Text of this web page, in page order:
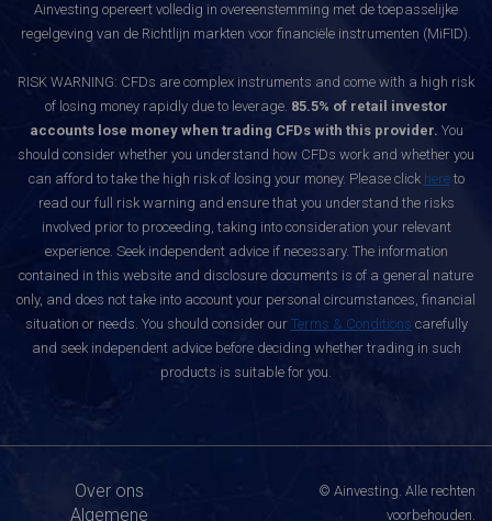
Ainvesting opereert volledig in overeenstemming met de toepasselijke
regelgeving van de Richtlijn markten voor financiële instrumenten (MiFID).
RISK WARNING: CFDs are complex instruments and come with a high risk
of losing money rapidly due to leverage. 85.5% of retail investor
accounts lose money when trading CFDs with this provider. You
should consider whether you understand how CFDs work and whether you
can afford to take the high risk of losing your money. Please click hereto
read our full risk warning and ensure that you understand the risks
involved prior to proceeding, taking into consideration your relevant
experience. Seek independent advice if necessary. The information
contained in this website and disclosure documents is of a general nature
only, and does not take into account your personal circumstances, financial
situation or needs. You should consider our Terms & Conditions carefully
and seek independent advice before deciding whether trading in such
products is suitable for you.
Over ons
Algemene
© Ainvesting. Alle rechten
voorbehouden.